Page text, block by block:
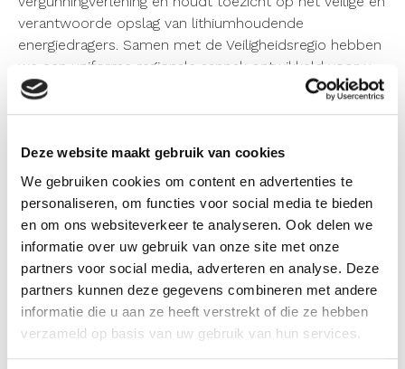
Deze website maakt gebruik van cookies
We gebruiken cookies om content en advertenties te
personaliseren, om functies voor social media te bieden
en om ons websiteverkeer te analyseren. Ook delen we
informatie over uw gebruik van onze site met onze
partners voor social media, adverteren en analyse. Deze
partners kunnen deze gegevens combineren met andere
informatie die u aan ze heeft verstrekt of die ze hebben
verzameld op basis van uw gebruik van hun services.
verantwoorde opslag van lithiumhoudende
energiedragers. Samen met de Veiligheidsregio hebben
we een uniforme regionale aanpak ontwikkeld voor u
als gemeente. Met deze aanpak kunnen we voor uw
gemeente maatwerk aanbieden.
Wat te doen?
Heeft u als gemeente te maken met (nieuwe)
initiatieven rondom energieopslag binnen uw
gemeente? Neem dan vroegtijdig contact op met de
Omgevingsdienst Midden- en West-Brabant (OMWB)
viaenergieopslag@omwb.nl. Neem daarnaast ook
contact op met de Veiligheidsregio Midden- en West-
Brabant viainfo@brandweermwb.nl.